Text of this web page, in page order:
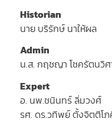
Historian
นาย บริรักษ์ นาให้ผล
Admin
น.ส. กฤชญา โชครัตนวิ
Expert
อ. นพ.ชนินทร์ ลิ่มวงศ์
รศ. ดร.วทิพย์ ตั้งจิตติโ